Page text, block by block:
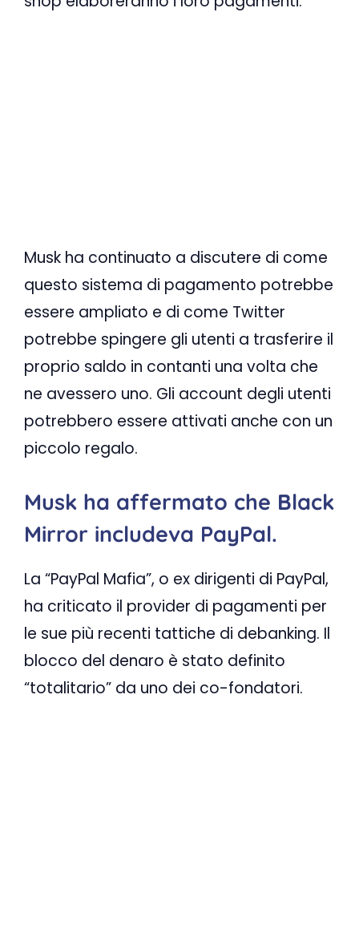
Musk ha continuato a discutere di come
questo sistema di pagamento potrebbe
essere ampliato e di come Twitter
potrebbe spingere gli utenti a trasferire il
proprio saldo in contanti una volta che
ne avessero uno. Gli account degli utenti
potrebbero essere attivati ​​anche con un
piccolo regalo.
Musk ha affermato che Black
Mirror includeva PayPal.
La “PayPal Mafia”, o ex dirigenti di PayPal,
ha criticato il provider di pagamenti per
le sue più recenti tattiche di debanking. Il
blocco del denaro è stato definito
“totalitario” da uno dei co-fondatori.